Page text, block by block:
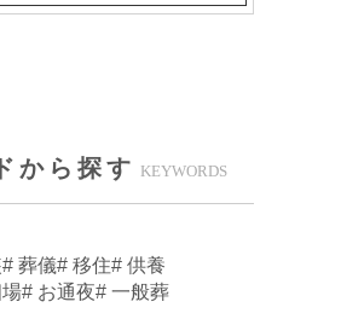
から探す KEYWORDS
# 葬儀# 移住# 供養
# お通夜# 一般葬